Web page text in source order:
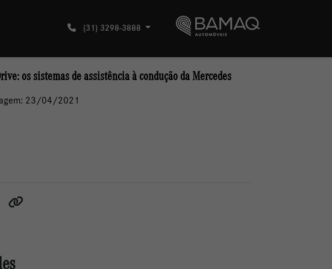
(31) 3298-3888
os sistemas de assistência à condução da Mercedes
23/04/2021